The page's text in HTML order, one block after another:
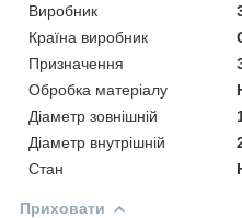
Виробник
Країна виробник
Призначення
Обробка матеріалу
Діаметр зовнішній
Діаметр внутрішній
Стан
Приховати